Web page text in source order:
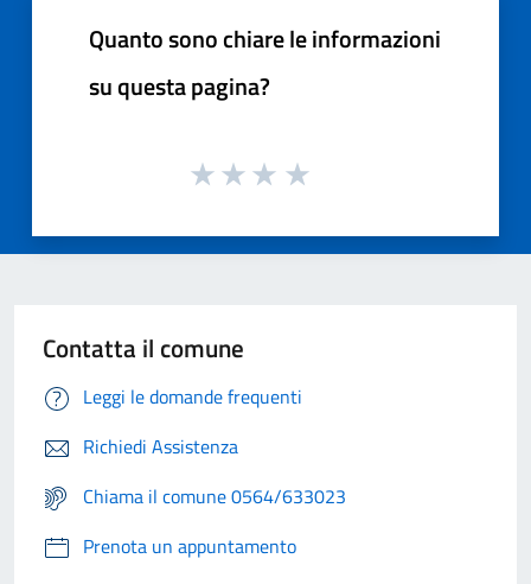
Quanto sono chiare le informazioni
su questa pagina?
Contatta il comune
Leggi le domande frequenti
Richiedi Assistenza
Chiama il comune 0564/633023
Prenota un appuntamento